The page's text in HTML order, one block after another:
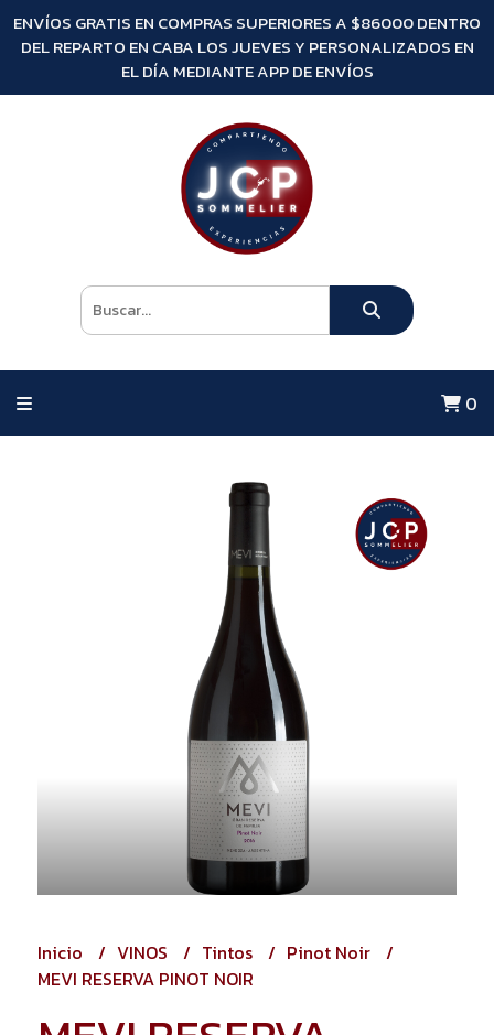
ENVÍOS GRATIS EN COMPRAS SUPERIORES A $86000 DENTRO
DEL REPARTO EN CABA LOS JUEVES Y PERSONALIZADOS EN
EL DÍA MEDIANTE APP DE ENVÍOS
0
Inicio VINOS Tintos
Pinot Noir
MEVI RESERVA PINOT NOIR